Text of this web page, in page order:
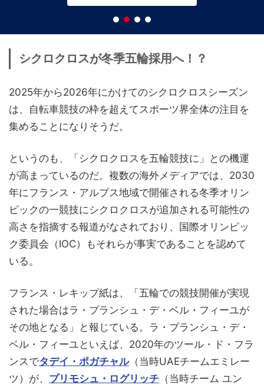
シクロクロスが冬季五輪採用へ！？
2025年から2026年にかけてのシクロクロスシーズン
は、自転車競技の枠を超えてスポーツ界全体の注目を
集めることになりそうだ。
というのも、「シクロクロスを五輪競技に」との機運
が高まっているのだ。複数の海外メディアでは、2030
年にフランス・アルプス地域で開催される冬季オリン
ピックの一競技にシクロクロスが追加される可能性の
高さを指摘する報道がなされており、国際オリンピッ
ク委員会（IOC）もそれらが事実であることを認めて
いる。
フランス・レキップ紙は、「五輪での競技開催が実現
された場合はラ・プランシュ・デ・ベル・フィーユが
その地となる」と報じている。ラ・プランシュ・デ・
ベル・フィーユといえば、2020年のツール・ド・フラ
ンスでタデイ・ポガチャル（当時UAEチームエミレー
ツ）が、 プリモシュ・ログリッチ （当時チーム ユン